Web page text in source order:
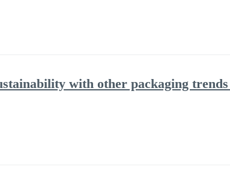
with other packaging